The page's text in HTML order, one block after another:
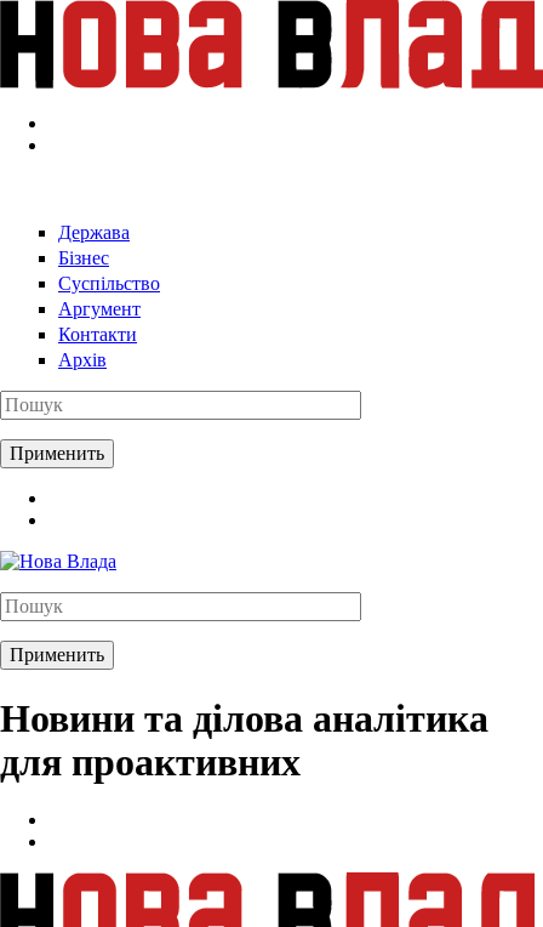
Перейти к основному содержанию
Держава
Бізнес
Суспільство
Аргумент
Контакти
Архів
Новини та ділова аналітика
для проактивних